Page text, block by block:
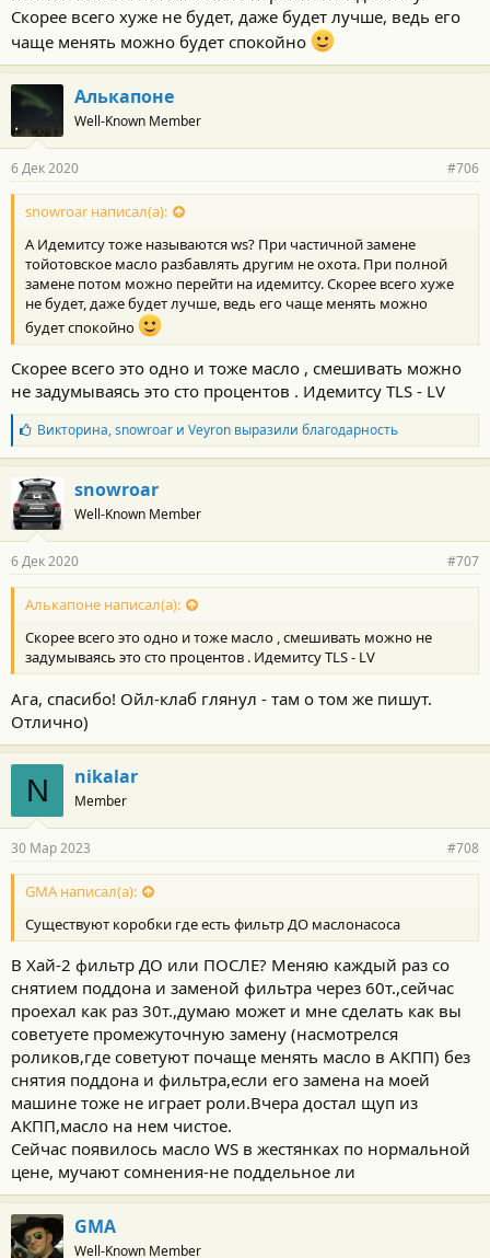
Скорее всего хуже не будет, даже будет лучше, ведь его
чаще менять можно будет спокойно
Алькапоне
Well-Known Member
6 Дек 2020 #706
snowroar написал(а):
А Идемитсу тоже называются ws? При частичной замене
тойотовское масло разбавлять другим не охота. При полной
замене потом можно перейти на идемитсу. Скорее всего хуже
не будет, даже будет лучше, ведь его чаще менять можно
будет спокойно
Скорее всего это одно и тоже масло , смешивать можно
не задумываясь это сто процентов . Идемитсу ТLS - LV
Б
л
а
г
о
д
а
н
о
с
и
:
Викторина,snowroarи Veyronвыразили благодарность
snowroar
Well-Known Member
6 Дек 2020 #707
Алькапоне написал(а):
Скорее всего это одно и тоже масло , смешивать можно не
задумываясь это сто процентов . Идемитсу ТLS - LV
Ага, спасибо! Ойл-клаб глянул - там о том же пишут.
Отлично)
N nikalar
Member
30 Мар 2023 #708
GMA написал(а):
Существуют коробки где есть фильтр ДО маслонасоса
В Хай-2 фильтр ДО или ПОСЛЕ? Меняю каждый раз со
снятием поддона и заменой фильтра через 60т.,сейчас
проехал как раз 30т.,думаю может и мне сделать как вы
советуете промежуточную замену (насмотрелся
роликов,где советуют почаще менять масло в АКПП) без
снятия поддона и фильтра,если его замена на моей
машине тоже не играет роли.Вчера достал щуп из
АКПП,масло на нем чистое.
Сейчас появилось масло WS в жестянках по нормальной
цене, мучают сомнения-не поддельное ли
GMA
Well-Known Member